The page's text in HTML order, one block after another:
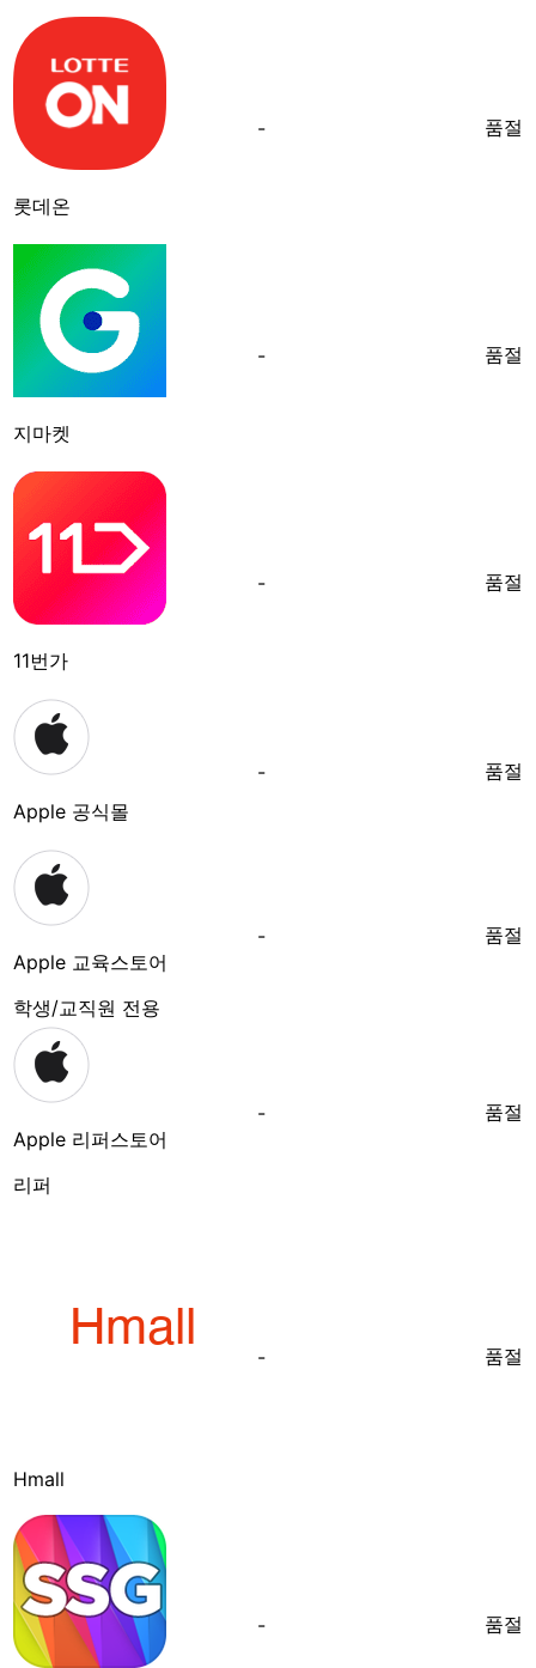
롯데온
- 품절
지마켓
- 품절
11번가
- 품절
Apple 공식몰
- 품절
Apple 교육스토어
학생/교직원 전용
- 품절
Apple 리퍼스토어
리퍼
- 품절
Hmall
- 품절
- 품절